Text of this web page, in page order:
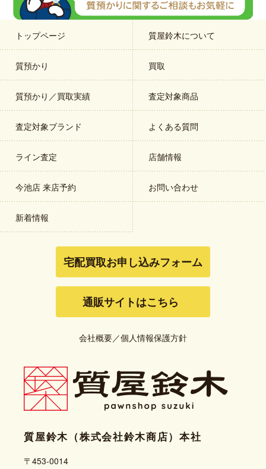
トップページ 質屋鈴木について
質預かり 買取
質預かり／買取実績 査定対象商品
査定対象ブランド よくある質問
ライン査定 店舗情報
今池店 来店予約 お問い合わせ
新着情報
宅配買取お申し込みフォーム
通販サイトはこちら
会社概要／個人情報保護方針
質屋鈴木（株式会社鈴木商店）本社
〒453-0014